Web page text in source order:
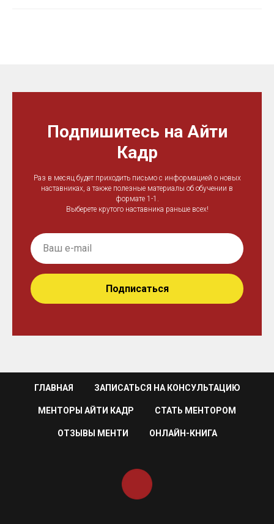
Подпишитесь на Айти
Кадр
Раз в месяц будет приходить письмо с информацией о новых
наставниках, а также полезные материалы об обучении в
формате 1-1.
Выберете крутого наставника раньше всех!
Подписаться
ГЛАВНАЯ ЗАПИСАТЬСЯ НА КОНСУЛЬТАЦИЮ
МЕНТОРЫ АЙТИ КАДР СТАТЬ МЕНТОРОМ
ОТЗЫВЫ МЕНТИ ОНЛАЙН-КНИГА